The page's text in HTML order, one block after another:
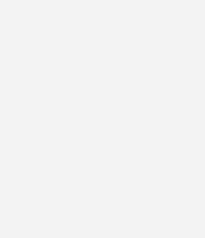
unter anderem eine systematische
um die Grundlage für erfolgreiche
von
Abfederung des Fündigkeitsrisikos.
auf dem Laufenden bleiben?
den kostenlosen Newsletter von
– dem größten verbandsunabhängigen
in Deutschland!
in Richtung einer